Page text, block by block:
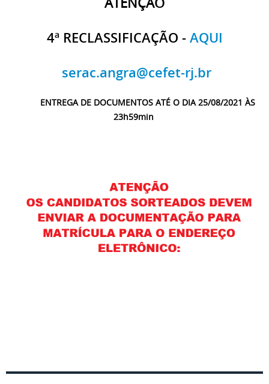
4ª RECLASSIFICAÇÃO - AQUI
serac.angra@cefet-rj.br
ENTREGA DE DOCUMENTOS ATÉ O DIA 25/08/2021 ÀS
23h59min